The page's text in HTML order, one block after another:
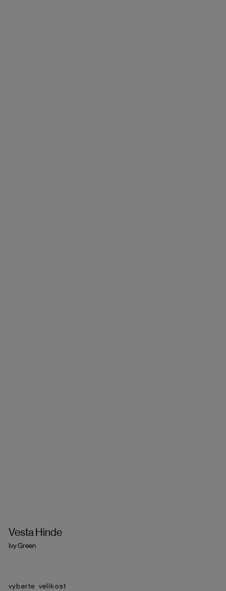
Vesta Hinde
Ivy Green
velikost